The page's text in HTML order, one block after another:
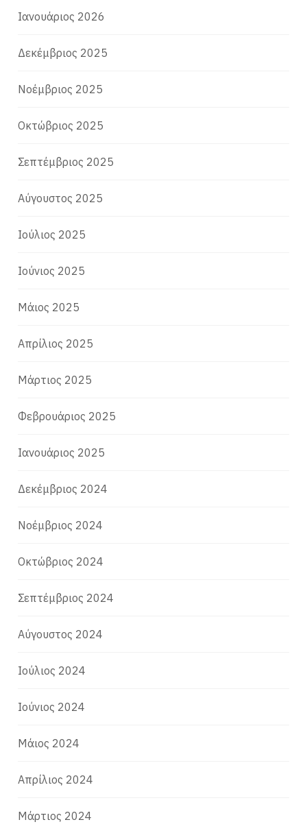
Ιανουάριος 2026
Δεκέμβριος 2025
Νοέμβριος 2025
Οκτώβριος 2025
Σεπτέμβριος 2025
Αύγουστος 2025
Ιούλιος 2025
Ιούνιος 2025
Μάιος 2025
Απρίλιος 2025
Μάρτιος 2025
Φεβρουάριος 2025
Ιανουάριος 2025
Δεκέμβριος 2024
Νοέμβριος 2024
Οκτώβριος 2024
Σεπτέμβριος 2024
Αύγουστος 2024
Ιούλιος 2024
Ιούνιος 2024
Μάιος 2024
Απρίλιος 2024
Μάρτιος 2024